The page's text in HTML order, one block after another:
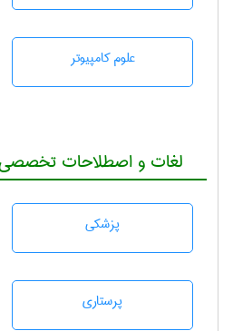
علوم کامپیوتر
لغات و اصطلاحات
پزشكی
پرستاری